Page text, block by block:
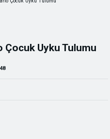
Çocuk Uyku Tulumu